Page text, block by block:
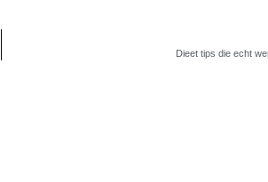
Dieet tips die echt